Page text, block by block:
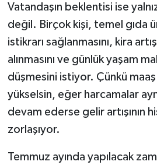
Vatandaşın beklentisi ise
değil. Birçok kişi, temel gıda
istikrarı sağlanmasını, kira
alınmasını ve günlük yaşam
düşmesini istiyor. Çünkü
yükselsin, eğer harcamalar
devam ederse gelir artışının
zorlaşıyor.
Temmuz ayında yapılacak